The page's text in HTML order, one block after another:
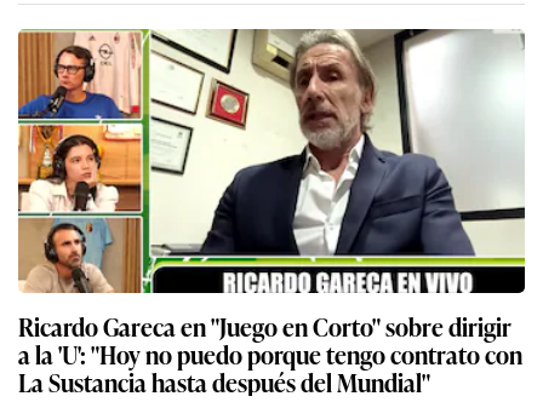
Ricardo Gareca en "Juego en Corto" sobre dirigir
a la 'U': "Hoy no puedo porque tengo contrato con
La Sustancia hasta después del Mundial"